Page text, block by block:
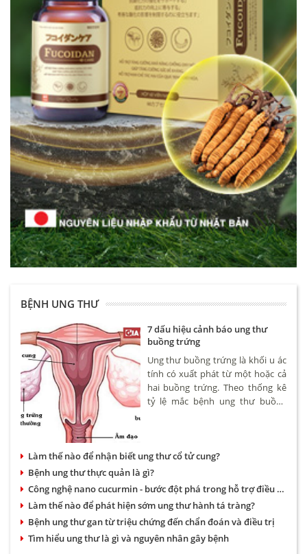
BỆNH UNG THƯ
7 dấu hiệu cảnh báo ung thư
buồng trứng
Ung thư buồng trứng là khối u ác
tính có xuất phát từ một hoặc cả
hai buồng trứng. Theo thống kê
tỷ lệ mắc bệnh ung thư buồng
phụ nữ trên 50.
Làm thế nào để nhận biết ung thư cổ tử cung?
Bệnh ung thư thực quản là gì?
Công nghệ nano cucurmin - bước đột phá trong hỗ trợ điều trị bệnh dạ dày và ung thư
Làm thế nào để phát hiện sớm ung thư hành tá tràng?
Bệnh ung thư gan từ triệu chứng đến chẩn đoán và điều trị
Tìm hiểu ung thư là gì và nguyên nhân gây bệnh